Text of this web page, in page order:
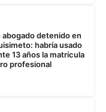
abogado detenido en
habría usado
13 años la matrícula
profesional